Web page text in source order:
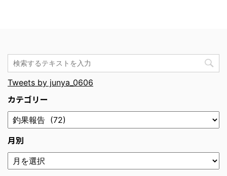
Tweets by junya_0606
カテゴリー
月別